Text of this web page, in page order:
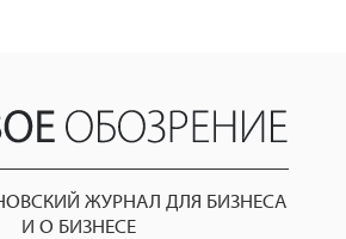
ЖУРНАЛ ДЛЯ БИЗНЕСА
И О БИЗНЕСЕ